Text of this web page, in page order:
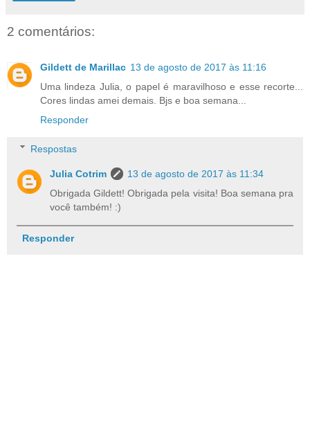
2 comentários:
Gildett de Marillac 13 de agosto de 2017 às 11:16
Uma lindeza Julia, o papel é maravilhoso e esse recorte...
Cores lindas amei demais. Bjs e boa semana...
Responder
Respostas
Julia Cotrim
13 de agosto de 2017 às 11:34
Obrigada Gildett! Obrigada pela visita! Boa semana pra
você também! :)
Responder